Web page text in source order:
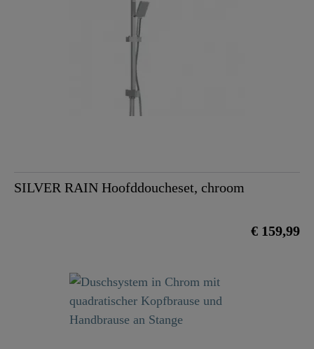
SILVER RAIN Hoofddoucheset, chroom
€ 159,99